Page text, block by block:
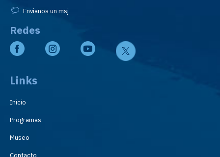
Envianos un msj
Redes
Links
Inicio
Programas
Museo